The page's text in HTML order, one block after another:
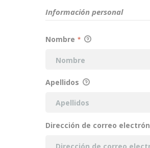
Información personal
Nombre *
Apellidos
Dirección de correo